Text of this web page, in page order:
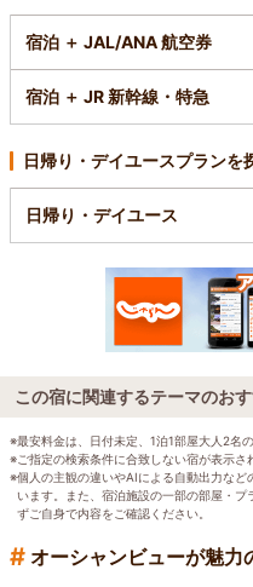
宿泊 ＋ JAL/ANA 航空券
宿泊 ＋ JR 新幹線・特急
日帰り・デイユースプランを
日帰り・デイユース
この宿に関連するテーマのお
※最安料金は、日付未定、1泊1部屋大人2名の
※ご指定の検索条件に合致しない宿が表示さ
※個人の主観の違いやAIによる自動出力な
います。また、宿泊施設の一部の部屋・
ずご自身で内容をご確認ください。
# オーシャンビューが魅力